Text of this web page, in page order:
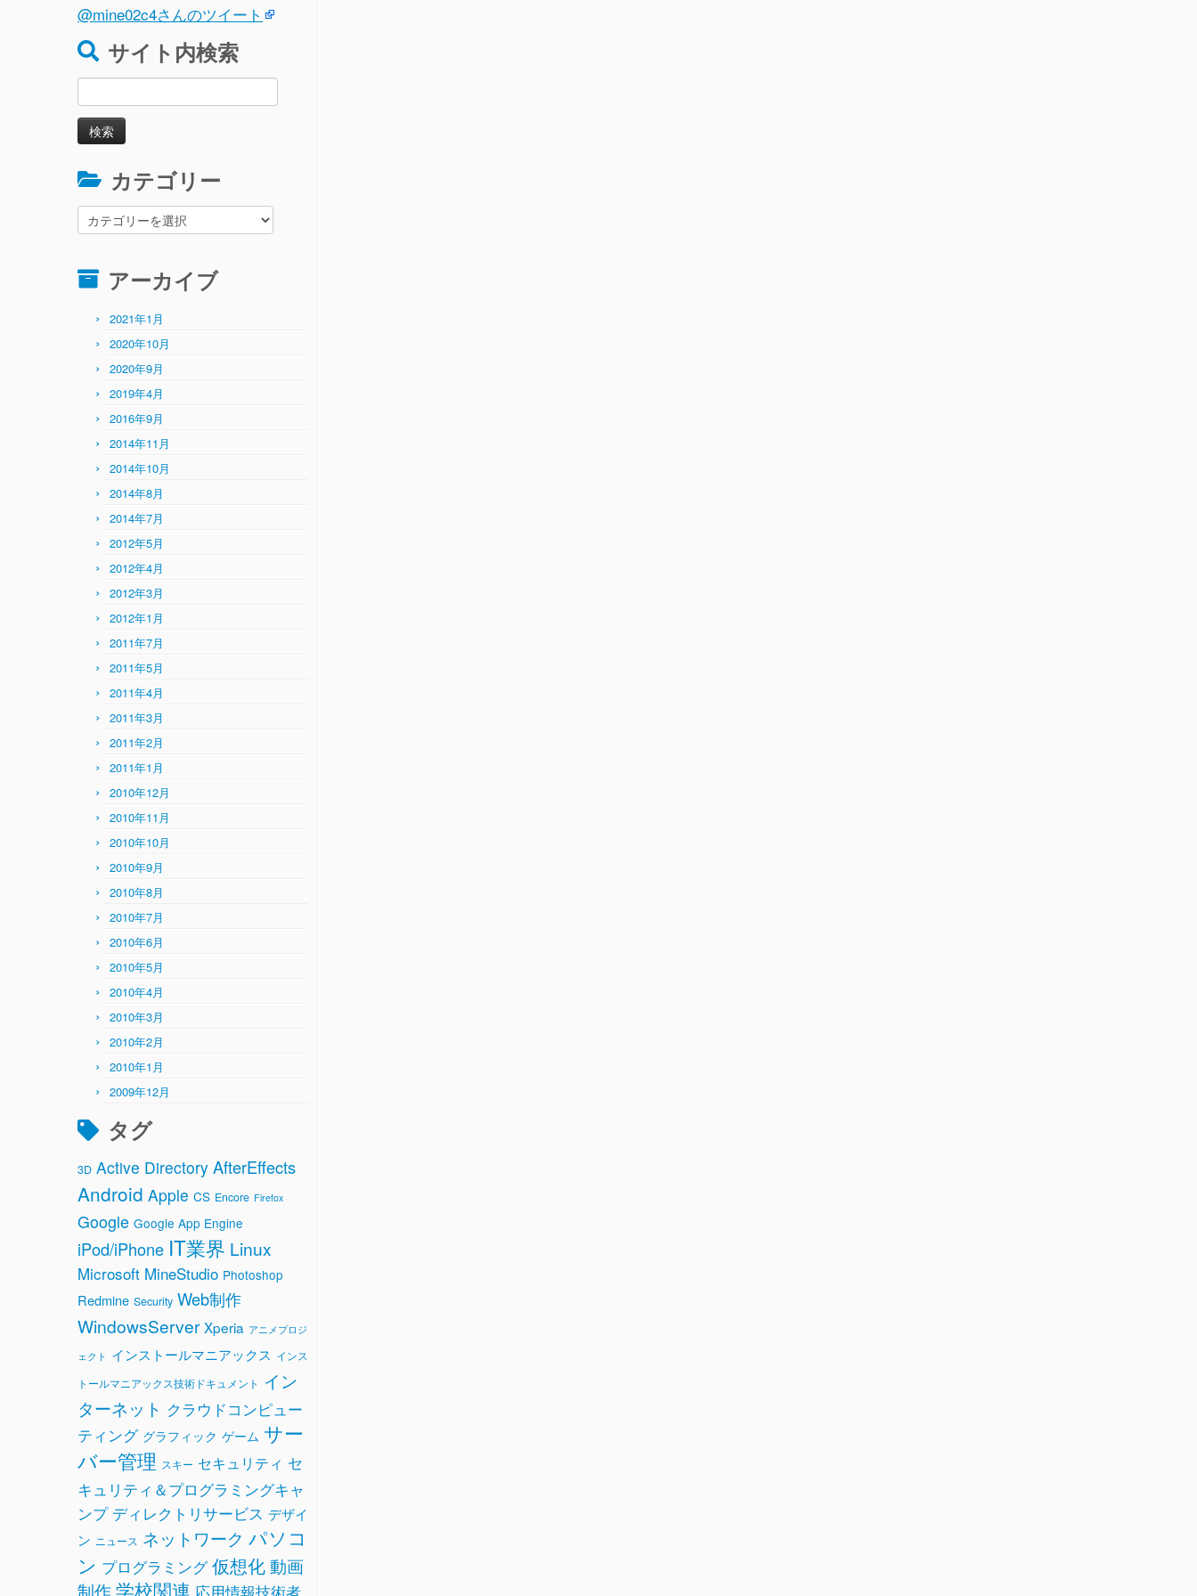
@mine02c4さんのツイート
サイト内検索
索:
カテゴリー
カ
テ
リ
ー
アーカイブ
2021年1月
2020年10月
2020年9月
2019年4月
2016年9月
2014年11月
2014年10月
2014年8月
2014年7月
2012年5月
2012年4月
2012年3月
2012年1月
2011年7月
2011年5月
2011年4月
2011年3月
2011年2月
2011年1月
2010年12月
2010年11月
2010年10月
2010年9月
2010年8月
2010年7月
2010年6月
2010年5月
2010年4月
2010年3月
2010年2月
2010年1月
2009年12月
タグ
3D Active Directory AfterEffects
Android Apple CS Encore Firefox
Google Google App Engine
iPod/iPhone IT業界 Linux
Microsoft MineStudio Photoshop
Redmine Security Web制作
WindowsServer Xperia アニメプロジ
ェクト インストールマニアックス インス
トールマニアックス技術ドキュメント イン
ターネット クラウドコンピュー
ティング グラフィック ゲーム サー
バー管理 スキー セキュリティ セ
キュリティ＆プログラミングキャ
ンプ ディレクトリサービス デザイ
ン ニュース ネットワーク パソコ
ン プログラミング 仮想化動画
制作学校関連 応用情報技術者